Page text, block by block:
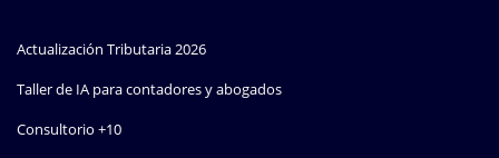
Actualización Tributaria 2026
Taller de IA para contadores y abogados
Consultorio +10